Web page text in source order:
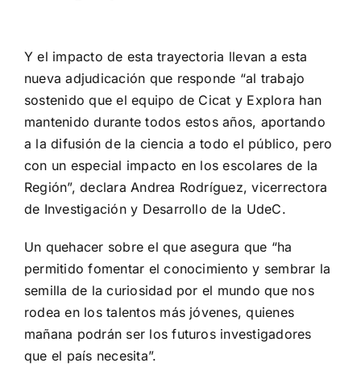
Y el impacto de esta trayectoria llevan a esta
nueva adjudicación que responde “al trabajo
sostenido que el equipo de Cicat y Explora han
mantenido durante todos estos años, aportando
a la difusión de la ciencia a todo el público, pero
con un especial impacto en los escolares de la
Región”, declara Andrea Rodríguez, vicerrectora
de Investigación y Desarrollo de la UdeC.
Un quehacer sobre el que asegura que “ha
permitido fomentar el conocimiento y sembrar la
semilla de la curiosidad por el mundo que nos
rodea en los talentos más jóvenes, quienes
mañana podrán ser los futuros investigadores
que el país necesita”.